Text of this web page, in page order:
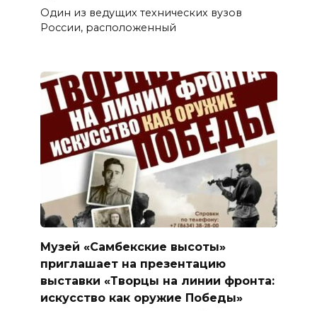
Один из ведущих технических вузов
России, расположенный
Музей «Самбекские высоты»
приглашает на презентацию
выставки «Творцы на линии фронта:
искусство как оружие Победы»